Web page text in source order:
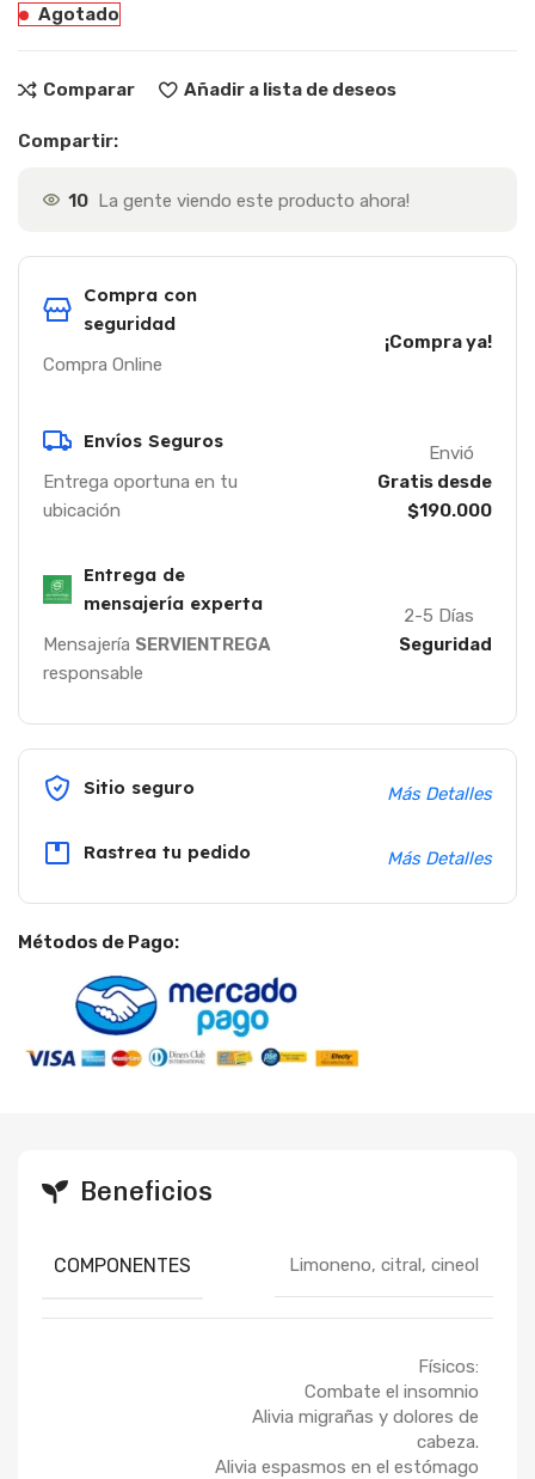
Agotado
Comparar Añadir a lista de deseos
Compartir:
10 La gente viendo este producto ahora!
Compra con
seguridad
Compra Online
¡Compra ya!
Envíos Seguros
Entrega oportuna en tu
ubicación
Envió
Gratis desde
$190.000
Entrega de
mensajería experta
Mensajería SERVIENTREGA
responsable
2-5 Días
Seguridad
Sitio seguro Más Detalles
Rastrea tu pedido Más Detalles
Métodos de Pago:
Beneficios
COMPONENTES Limoneno, citral, cineol
Físicos:
Combate el insomnio
Alivia migrañas y dolores de
cabeza.
Alivia espasmos en el estómago